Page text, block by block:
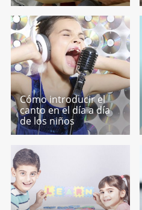
Cómo introducir el
canto en el día a día
de los niños